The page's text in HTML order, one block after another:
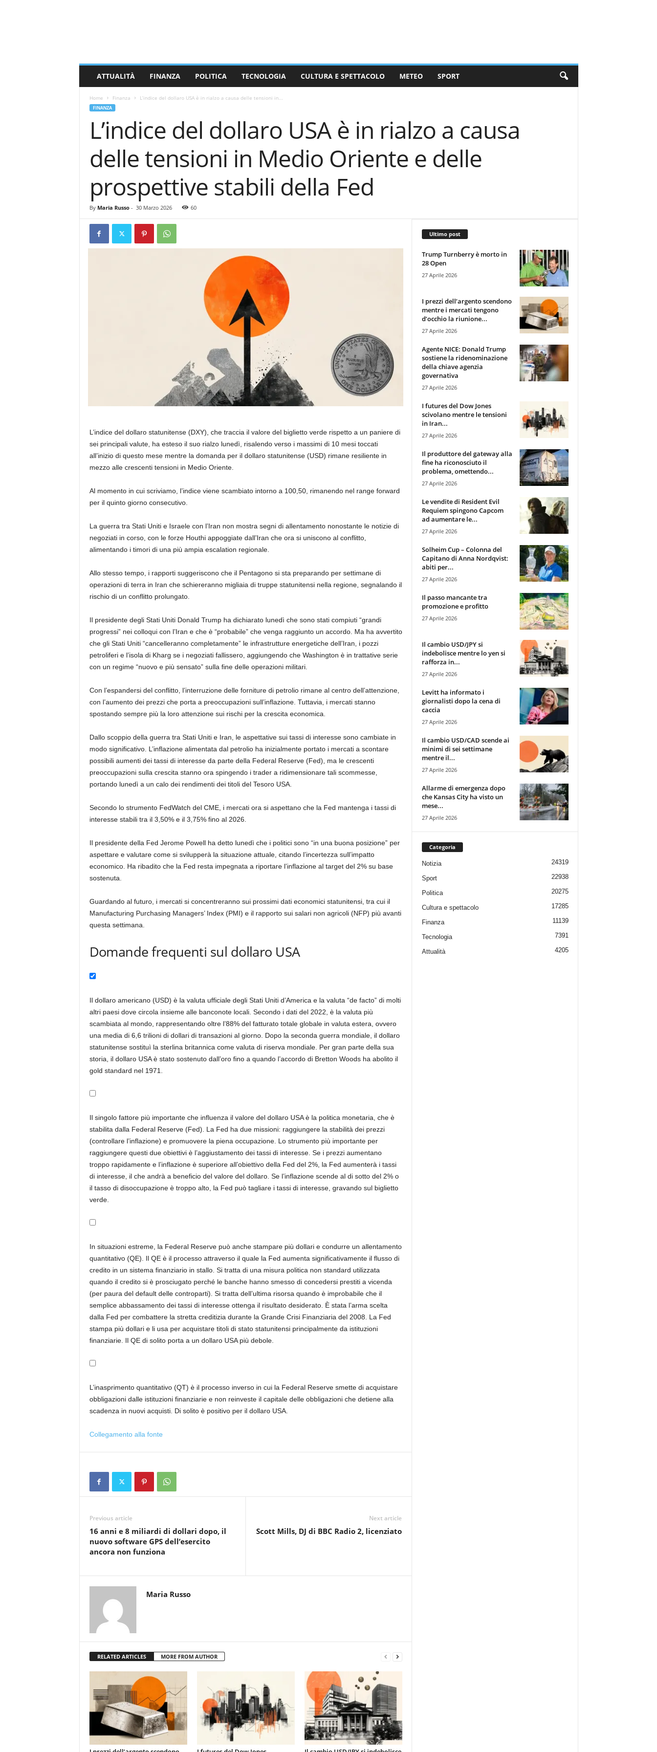
ATTUALITÀ FINANZA POLITICA TECNOLOGIA CULTURA E SPETTACOLO METEO SPORT
Home Finanza L’indice del dollaro USA è in rialzo a causa delle tensioni in...
FINANZA
L’indice del dollaro USA è in rialzo a causa
delle tensioni in Medio Oriente e delle
prospettive stabili della Fed
By Maria Russo- 30 Marzo 2026 60
L’indice del dollaro statunitense (DXY), che traccia il valore del biglietto verde rispetto a un paniere di
sei principali valute, ha esteso il suo rialzo lunedì, risalendo verso i massimi di 10 mesi toccati
all’inizio di questo mese mentre la domanda per il dollaro statunitense (USD) rimane resiliente in
mezzo alle crescenti tensioni in Medio Oriente.
Al momento in cui scriviamo, l’indice viene scambiato intorno a 100,50, rimanendo nel range forward
per il quinto giorno consecutivo.
La guerra tra Stati Uniti e Israele con l’Iran non mostra segni di allentamento nonostante le notizie di
negoziati in corso, con le forze Houthi appoggiate dall’Iran che ora si uniscono al conflitto,
alimentando i timori di una più ampia escalation regionale.
Allo stesso tempo, i rapporti suggeriscono che il Pentagono si sta preparando per settimane di
operazioni di terra in Iran che schiereranno migliaia di truppe statunitensi nella regione, segnalando il
rischio di un conflitto prolungato.
Il presidente degli Stati Uniti Donald Trump ha dichiarato lunedì che sono stati compiuti “grandi
progressi” nei colloqui con l’Iran e che è “probabile” che venga raggiunto un accordo. Ma ha avvertito
che gli Stati Uniti “cancelleranno completamente” le infrastrutture energetiche dell’Iran, i pozzi
petroliferi e l’isola di Kharg se i negoziati fallissero, aggiungendo che Washington è in trattative serie
con un regime “nuovo e più sensato” sulla fine delle operazioni militari.
Con l’espandersi del conflitto, l’interruzione delle forniture di petrolio rimane al centro dell’attenzione,
con l’aumento dei prezzi che porta a preoccupazioni sull’inflazione. Tuttavia, i mercati stanno
spostando sempre più la loro attenzione sui rischi per la crescita economica.
Dallo scoppio della guerra tra Stati Uniti e Iran, le aspettative sui tassi di interesse sono cambiate in
modo significativo. L’inflazione alimentata dal petrolio ha inizialmente portato i mercati a scontare
possibili aumenti dei tassi di interesse da parte della Federal Reserve (Fed), ma le crescenti
preoccupazioni sulla crescita stanno ora spingendo i trader a ridimensionare tali scommesse,
portando lunedì a un calo dei rendimenti dei titoli del Tesoro USA.
Secondo lo strumento FedWatch del CME, i mercati ora si aspettano che la Fed mantenga i tassi di
interesse stabili tra il 3,50% e il 3,75% fino al 2026.
Il presidente della Fed Jerome Powell ha detto lunedì che i politici sono “in una buona posizione” per
aspettare e valutare come si svilupperà la situazione attuale, citando l’incertezza sull’impatto
economico. Ha ribadito che la Fed resta impegnata a riportare l’inflazione al target del 2% su base
sostenuta.
Guardando al futuro, i mercati si concentreranno sui prossimi dati economici statunitensi, tra cui il
Manufacturing Purchasing Managers’ Index (PMI) e il rapporto sui salari non agricoli (NFP) più avanti
questa settimana.
Domande frequenti sul dollaro USA
Il dollaro americano (USD) è la valuta ufficiale degli Stati Uniti d’America e la valuta “de facto” di molti
altri paesi dove circola insieme alle banconote locali. Secondo i dati del 2022, è la valuta più
scambiata al mondo, rappresentando oltre l’88% del fatturato totale globale in valuta estera, ovvero
una media di 6,6 trilioni di dollari di transazioni al giorno. Dopo la seconda guerra mondiale, il dollaro
statunitense sostituì la sterlina britannica come valuta di riserva mondiale. Per gran parte della sua
storia, il dollaro USA è stato sostenuto dall’oro fino a quando l’accordo di Bretton Woods ha abolito il
gold standard nel 1971.
Il singolo fattore più importante che influenza il valore del dollaro USA è la politica monetaria, che è
stabilita dalla Federal Reserve (Fed). La Fed ha due missioni: raggiungere la stabilità dei prezzi
(controllare l’inflazione) e promuovere la piena occupazione. Lo strumento più importante per
raggiungere questi due obiettivi è l’aggiustamento dei tassi di interesse. Se i prezzi aumentano
troppo rapidamente e l’inflazione è superiore all’obiettivo della Fed del 2%, la Fed aumenterà i tassi
di interesse, il che andrà a beneficio del valore del dollaro. Se l’inflazione scende al di sotto del 2% o
il tasso di disoccupazione è troppo alto, la Fed può tagliare i tassi di interesse, gravando sul biglietto
verde.
In situazioni estreme, la Federal Reserve può anche stampare più dollari e condurre un allentamento
quantitativo (QE). Il QE è il processo attraverso il quale la Fed aumenta significativamente il flusso di
credito in un sistema finanziario in stallo. Si tratta di una misura politica non standard utilizzata
quando il credito si è prosciugato perché le banche hanno smesso di concedersi prestiti a vicenda
(per paura del default delle controparti). Si tratta dell’ultima risorsa quando è improbabile che il
semplice abbassamento dei tassi di interesse ottenga il risultato desiderato. È stata l’arma scelta
dalla Fed per combattere la stretta creditizia durante la Grande Crisi Finanziaria del 2008. La Fed
stampa più dollari e li usa per acquistare titoli di stato statunitensi principalmente da istituzioni
finanziarie. Il QE di solito porta a un dollaro USA più debole.
L’inasprimento quantitativo (QT) è il processo inverso in cui la Federal Reserve smette di acquistare
obbligazioni dalle istituzioni finanziarie e non reinveste il capitale delle obbligazioni che detiene alla
scadenza in nuovi acquisti. Di solito è positivo per il dollaro USA.
Collegamento alla fonte
Previous article
16 anni e 8 miliardi di dollari dopo, il
nuovo software GPS dell’esercito
ancora non funziona
Next article
Scott Mills, DJ di BBC Radio 2, licenziato
Maria Russo
RELATED ARTICLES MORE FROM AUTHOR
Ultimo post
Trump Turnberry è morto in
28 Open
27 Aprile 2026
I prezzi dell’argento scendono
mentre i mercati tengono
d’occhio la riunione...
27 Aprile 2026
Agente NICE: Donald Trump
sostiene la ridenominazione
della chiave agenzia
governativa
27 Aprile 2026
I futures del Dow Jones
scivolano mentre le tensioni
in Iran...
27 Aprile 2026
Il produttore del gateway alla
fine ha riconosciuto il
problema, omettendo...
27 Aprile 2026
Le vendite di Resident Evil
Requiem spingono Capcom
ad aumentare le...
27 Aprile 2026
Solheim Cup – Colonna del
Capitano di Anna Nordqvist:
abiti per...
27 Aprile 2026
Il passo mancante tra
promozione e profitto
27 Aprile 2026
Il cambio USD/JPY si
indebolisce mentre lo yen si
rafforza in...
27 Aprile 2026
Levitt ha informato i
giornalisti dopo la cena di
caccia
27 Aprile 2026
Il cambio USD/CAD scende ai
minimi di sei settimane
mentre il...
27 Aprile 2026
Allarme di emergenza dopo
che Kansas City ha visto un
mese...
27 Aprile 2026
Categoria
Notizia 24319
Sport 22938
Politica 20275
Cultura e spettacolo 17285
Finanza 11139
Tecnologia 7391
Attualità 4205